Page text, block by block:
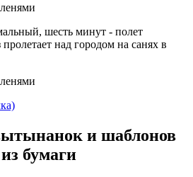
шесть минут - полет
над городом на санях в
и шаблонов
бумаги